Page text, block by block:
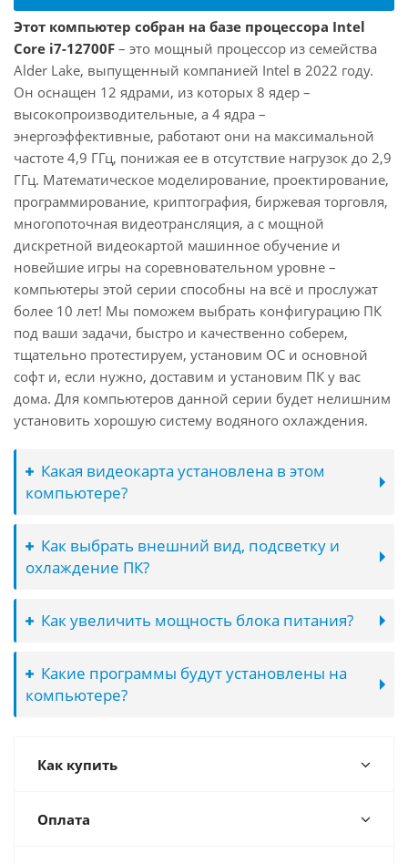
Этот компьютер собран на базе процессора Intel
Core i7-12700F – это мощный процессор из семейства
Alder Lake, выпущенный компанией Intel в 2022 году.
Он оснащен 12 ядрами, из которых 8 ядер –
высокопроизводительные, а 4 ядра –
энергоэффективные, работают они на максимальной
частоте 4,9 ГГц, понижая ее в отсутствие нагрузок до 2,9
ГГц. Математическое моделирование, проектирование,
программирование, криптография, биржевая торговля,
многопоточная видеотрансляция, а с мощной
дискретной видеокартой машинное обучение и
новейшие игры на соревновательном уровне –
компьютеры этой серии способны на всё и прослужат
более 10 лет! Мы поможем выбрать конфигурацию ПК
под ваши задачи, быстро и качественно соберем,
тщательно протестируем, установим ОС и основной
софт и, если нужно, доставим и установим ПК у вас
дома. Для компьютеров данной серии будет нелишним
установить хорошую систему водяного охлаждения.
Какая видеокарта установлена в этом
компьютере?
Как выбрать внешний вид, подсветку и
охлаждение ПК?
Как увеличить мощность блока питания?
Какие программы будут установлены на
компьютере?
Как купить
Оплата